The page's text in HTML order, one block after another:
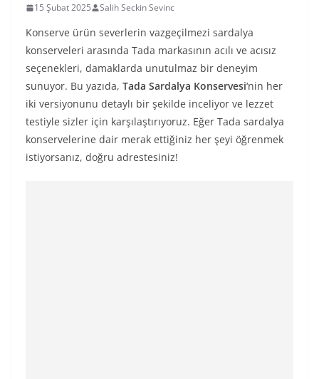
15 Şubat 2025 Salih Seckin Sevinc
Konserve ürün severlerin vazgeçilmezi sardalya
konserveleri arasında Tada markasının acılı ve acısız
seçenekleri, damaklarda unutulmaz bir deneyim
sunuyor. Bu yazıda, Tada Sardalya Konservesi‘nin her
iki versiyonunu detaylı bir şekilde inceliyor ve lezzet
testiyle sizler için karşılaştırıyoruz. Eğer Tada sardalya
konservelerine dair merak ettiğiniz her şeyi öğrenmek
istiyorsanız, doğru adrestesiniz!